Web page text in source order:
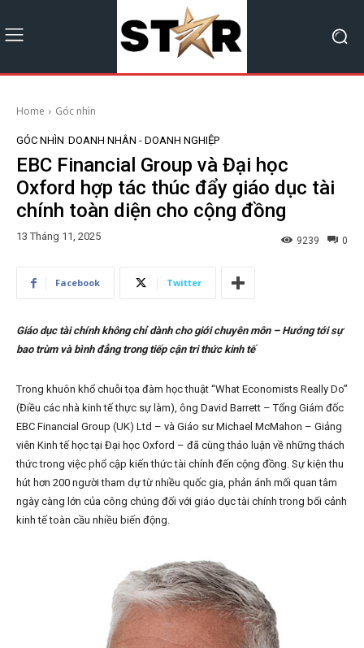
Home Góc nhìn
GÓC NHÌN DOANH NHÂN - DOANH NGHIỆP
EBC Financial Group và Đại học
Oxford hợp tác thúc đẩy giáo dục tài
chính toàn diện cho cộng đồng
13 Tháng 11, 2025 0
9239
Facebook Twitter
Giáo dục tài chính không chỉ dành cho giới chuyên môn – Hướng tới sự
bao trùm và bình đẳng trong tiếp cận tri thức kinh tế
Trong khuôn khổ chuỗi tọa đàm học thuật “What Economists Really Do”
(Điều các nhà kinh tế thực sự làm), ông David Barrett – Tổng Giám đốc
EBC Financial Group (UK) Ltd – và Giáo sư Michael McMahon – Giảng
viên Kinh tế học tại Đại học Oxford – đã cùng thảo luận về những thách
thức trong việc phổ cập kiến thức tài chính đến cộng đồng. Sự kiện thu
hút hơn 200 người tham dự từ nhiều quốc gia, phản ánh mối quan tâm
ngày càng lớn của công chúng đối với giáo dục tài chính trong bối cảnh
kinh tế toàn cầu nhiều biến động.